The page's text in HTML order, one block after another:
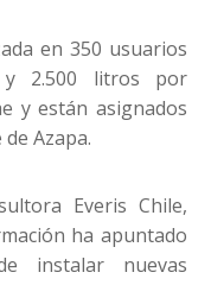
en 350 usuarios
y 2.500 litros por
y están asignados
Azapa.
Everis Chile,
ha apuntado
instalar nuevas